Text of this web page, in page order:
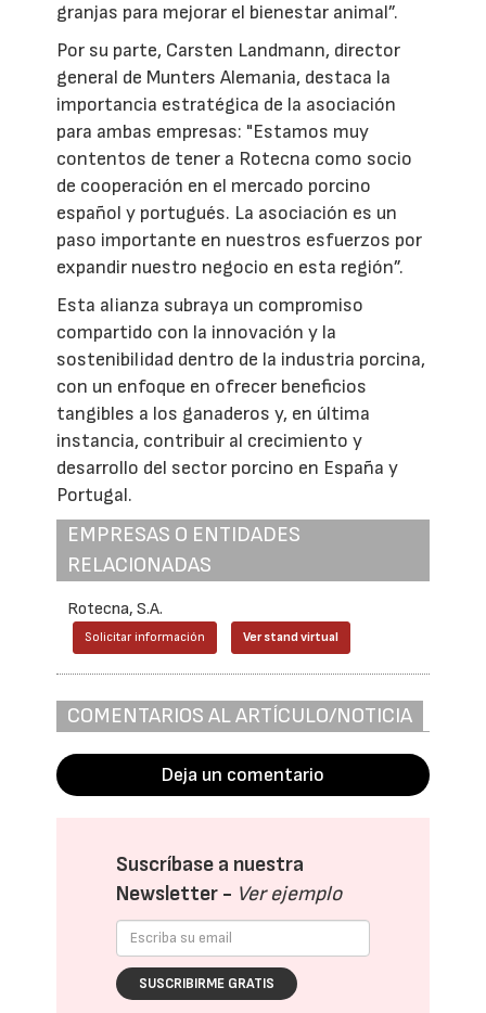
granjas para mejorar el bienestar animal”.
Por su parte, Carsten Landmann, director
general de Munters Alemania, destaca la
importancia estratégica de la asociación
para ambas empresas: "Estamos muy
contentos de tener a Rotecna como socio
de cooperación en el mercado porcino
español y portugués. La asociación es un
paso importante en nuestros esfuerzos por
expandir nuestro negocio en esta región”.
Esta alianza subraya un compromiso
compartido con la innovación y la
sostenibilidad dentro de la industria porcina,
con un enfoque en ofrecer beneficios
tangibles a los ganaderos y, en última
instancia, contribuir al crecimiento y
desarrollo del sector porcino en España y
Portugal.
EMPRESAS O ENTIDADES
RELACIONADAS
Rotecna, S.A.
Solicitar información Ver stand virtual
COMENTARIOS AL ARTÍCULO/NOTICIA
Deja un comentario
Suscríbase a nuestra
Newsletter - Ver ejemplo
SUSCRIBIRME GRATIS